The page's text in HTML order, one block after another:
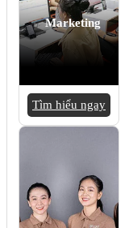
Marketing
Tìm hiểu ngay